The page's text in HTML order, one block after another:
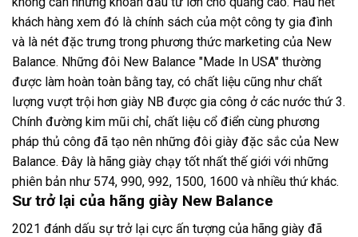
khách hàng xem đó là chính sách của một công ty gia đình
và là nét đặc trưng trong phương thức marketing của New
Balance. Những đôi New Balance "Made In USA" thường
được làm hoàn toàn bằng tay, có chất liệu cũng như chất
lượng vượt trội hơn giày NB được gia công ở các nước thứ 3.
Chính đường kim mũi chỉ, chất liệu cổ điển cùng phương
pháp thủ công đã tạo nên những đôi giày đặc sắc của New
Balance. Đây là hãng giày chạy tốt nhất thế giới với những
phiên bản như 574, 990, 992, 1500, 1600 và nhiều thứ khác.
Sư trở lại của hãng giày New Balance
2021 đánh dấu sự trở lại cực ấn tượng của hãng giày đã